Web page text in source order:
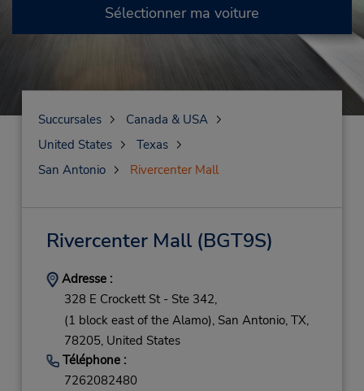
Sélectionner ma voiture
Succursales
Canada & USA
United States
Texas
San Antonio
Rivercenter Mall
Rivercenter Mall(BGT9S)
Adresse :
328 E Crockett St - Ste 342,
(1 block east of the Alamo), San Antonio, TX,
78205, United States
Téléphone :
7262082480